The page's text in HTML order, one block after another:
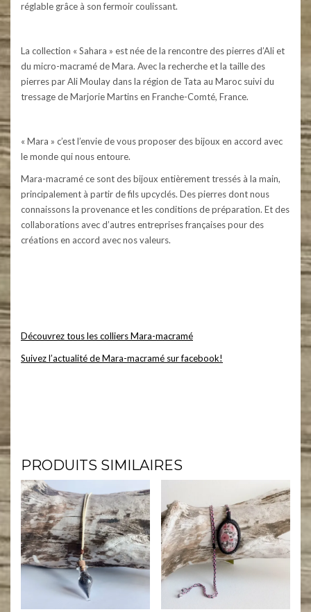
réglable grâce à son fermoir coulissant.
La collection « Sahara » est née de la rencontre des pierres d’Ali et
du micro-macramé de Mara. Avec la recherche et la taille des
pierres par Ali Moulay dans la région de Tata au Maroc suivi du
tressage de Marjorie Martins en Franche-Comté, France.
« Mara » c’est l’envie de vous proposer des bijoux en accord avec
le monde qui nous entoure.
Mara-macramé ce sont des bijoux entièrement tressés à la main,
principalement à partir de fils upcyclés. Des pierres dont nous
connaissons la provenance et les conditions de préparation. Et des
collaborations avec d’autres entreprises françaises pour des
créations en accord avec nos valeurs.
Découvrez tous les colliers Mara-macramé
Suivez l’actualité de Mara-macramé sur facebook!
PRODUITS SIMILAIRES